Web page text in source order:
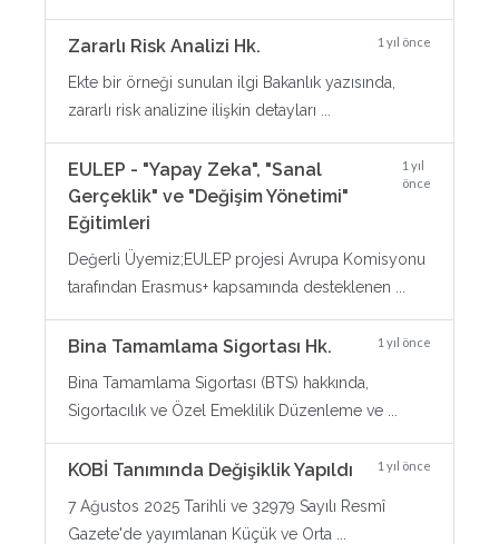
Zararlı Risk Analizi Hk. 1 yıl önce
Ekte bir örneği sunulan ilgi Bakanlık yazısında,
zararlı risk analizine ilişkin detayları ...
EULEP - "Yapay Zeka", "Sanal
Gerçeklik" ve "Değişim Yönetimi"
Eğitimleri
1 yıl
önce
Değerli Üyemiz;EULEP projesi Avrupa Komisyonu
tarafından Erasmus+ kapsamında desteklenen ...
Bina Tamamlama Sigortası Hk. 1 yıl önce
Bina Tamamlama Sigortası (BTS) hakkında,
Sigortacılık ve Özel Emeklilik Düzenleme ve ...
KOBİ Tanımında Değişiklik Yapıldı 1 yıl önce
7 Ağustos 2025 Tarihli ve 32979 Sayılı Resmî
Gazete'de yayımlanan Küçük ve Orta ...